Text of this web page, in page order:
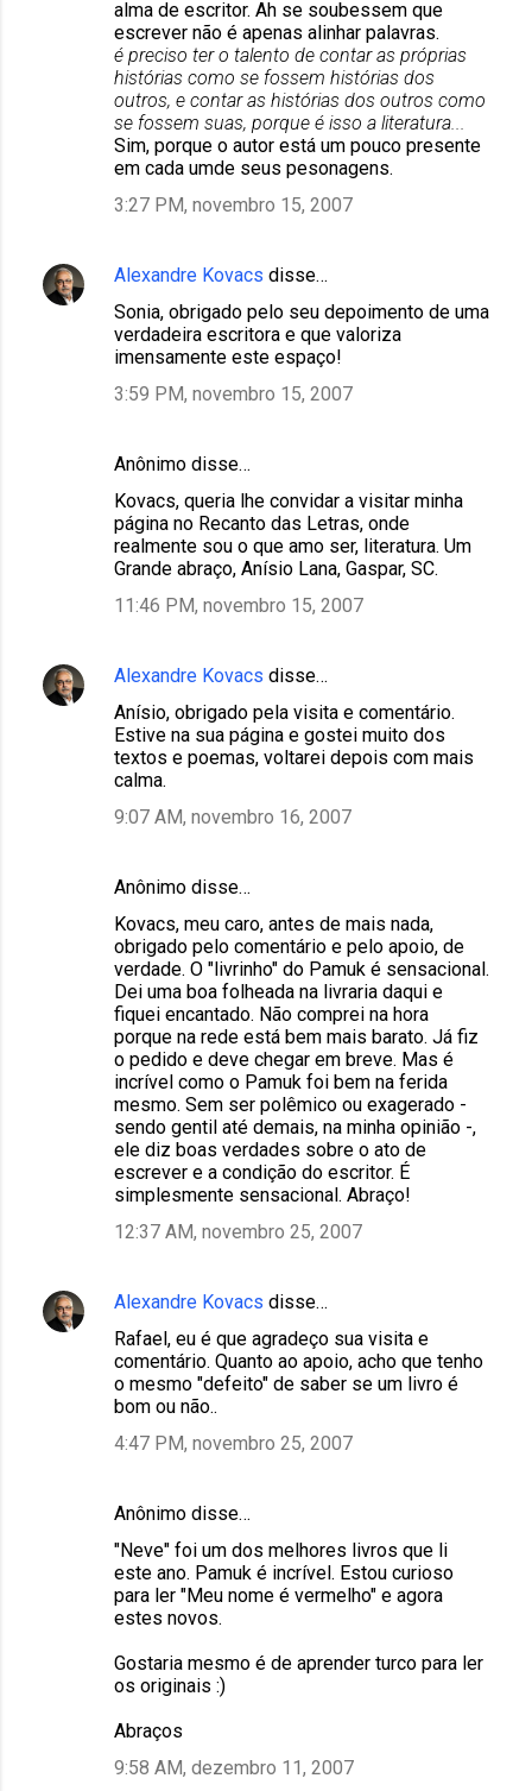
alma de escritor. Ah se soubessem que
escrever não é apenas alinhar palavras.
é preciso ter o talento de contar as próprias
histórias como se fossem histórias dos
outros, e contar as histórias dos outros como
se fossem suas, porque é isso a literatura...
Sim, porque o autor está um pouco presente
em cada umde seus pesonagens.
3:27 PM, novembro 15, 2007
Alexandre Kovacs disse…
Sonia, obrigado pelo seu depoimento de uma
verdadeira escritora e que valoriza
imensamente este espaço!
3:59 PM, novembro 15, 2007
Anônimo disse…
Kovacs, queria lhe convidar a visitar minha
página no Recanto das Letras, onde
realmente sou o que amo ser, literatura. Um
Grande abraço, Anísio Lana, Gaspar, SC.
11:46 PM, novembro 15, 2007
Alexandre Kovacs disse…
Anísio, obrigado pela visita e comentário.
Estive na sua página e gostei muito dos
textos e poemas, voltarei depois com mais
calma.
9:07 AM, novembro 16, 2007
Anônimo disse…
Kovacs, meu caro, antes de mais nada,
obrigado pelo comentário e pelo apoio, de
verdade. O "livrinho" do Pamuk é sensacional.
Dei uma boa folheada na livraria daqui e
fiquei encantado. Não comprei na hora
porque na rede está bem mais barato. Já fiz
o pedido e deve chegar em breve. Mas é
incrível como o Pamuk foi bem na ferida
mesmo. Sem ser polêmico ou exagerado -
sendo gentil até demais, na minha opinião -,
ele diz boas verdades sobre o ato de
escrever e a condição do escritor. É
simplesmente sensacional. Abraço!
12:37 AM, novembro 25, 2007
Alexandre Kovacs disse…
Rafael, eu é que agradeço sua visita e
comentário. Quanto ao apoio, acho que tenho
o mesmo "defeito" de saber se um livro é
bom ou não..
4:47 PM, novembro 25, 2007
Anônimo disse…
"Neve" foi um dos melhores livros que li
este ano. Pamuk é incrível. Estou curioso
para ler "Meu nome é vermelho" e agora
estes novos.
Gostaria mesmo é de aprender turco para ler
os originais :)
Abraços
9:58 AM, dezembro 11, 2007